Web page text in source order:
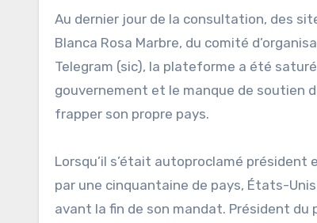
Au dernier jour de la consultation, des
Blanca Rosa Marbre, du comité
Telegram (sic), la plateforme a été
gouvernement et le manque de soutien
frapper son propre pays.
Lorsqu’il s’était autoproclamé
par une cinquantaine de pays, États-
avant la fin de son mandat. Président du